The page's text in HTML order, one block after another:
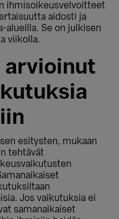
ihmisoikeusvelvoitteet
aidosti ja
alueilla. Se on julkisen
viikolla.
arvioinut
esitysten, mukaan
tehtävät
Jos vaikutuksia ei
samanaikaiset